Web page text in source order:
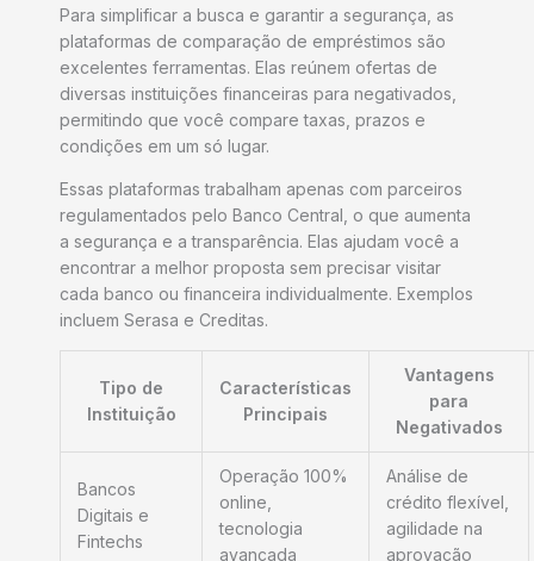
Para simplificar a busca e garantir a segurança, as
plataformas de comparação de empréstimos são
excelentes ferramentas. Elas reúnem ofertas de
diversas instituições financeiras para negativados,
permitindo que você compare taxas, prazos e
condições em um só lugar.
Essas plataformas trabalham apenas com parceiros
regulamentados pelo Banco Central, o que aumenta
a segurança e a transparência. Elas ajudam você a
encontrar a melhor proposta sem precisar visitar
cada banco ou financeira individualmente. Exemplos
incluem Serasa e Creditas.
Tipo de
Instituição
Características
Principais
Vantagens
para
Negativados
Bancos
Digitais e
Fintechs
Operação 100%
online,
tecnologia
avançada
Análise de
crédito flexível,
agilidade na
aprovação